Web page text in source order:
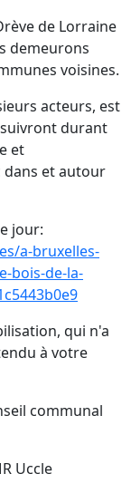
de Lorraine
demeurons
voisines.
acteurs, est
durant
et
et autour
jour:
a-bruxelles-
bois-de-la-
qui n'a
à votre
communal
Uccle